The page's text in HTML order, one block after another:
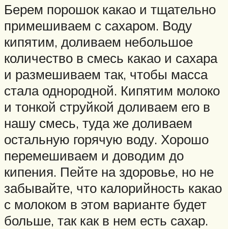
Берем порошок какао и тщательно
примешиваем с сахаром. Воду
кипятим, доливаем небольшое
количество в смесь какао и сахара
и размешиваем так, чтобы масса
стала однородной. Кипятим молоко
и тонкой струйкой доливаем его в
нашу смесь, туда же доливаем
остальную горячую воду. Хорошо
перемешиваем и доводим до
кипения. Пейте на здоровье, но не
забывайте, что калорийность какао
с молоком в этом варианте будет
больше, так как в нем есть сахар.